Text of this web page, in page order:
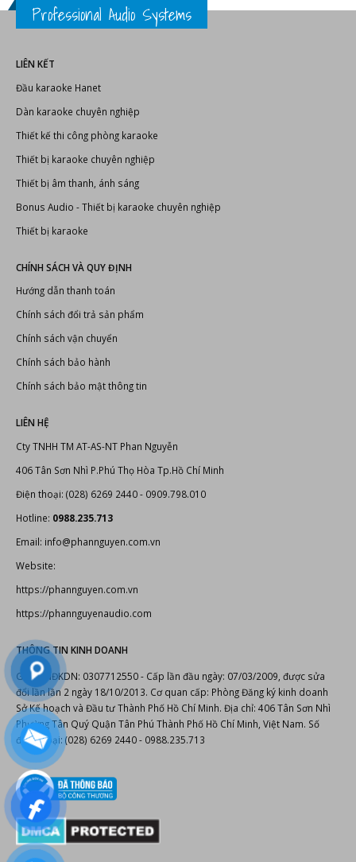
Professional Audio Systems
LIÊN KẾT
Đầu karaoke Hanet
Dàn karaoke chuyên nghiệp
Thiết kế thi công phòng karaoke
Thiết bị karaoke chuyên nghiệp
Thiết bị âm thanh, ánh sáng
Bonus Audio -Thiết bị karaoke chuyên nghiệp
Thiết bị karaoke
CHÍNH SÁCH VÀ QUY ĐỊNH
Hướng dẫn thanh toán
Chính sách đổi trả sản phẩm
Chính sách vận chuyển
Chính sách bảo hành
Chính sách bảo mật thông tin
LIÊN HỆ
Cty TNHH TM AT-AS-NT Phan Nguyễn
406 Tân Sơn Nhì P.Phú Thọ Hòa Tp.Hồ Chí Minh
Điện thoại: (028) 6269 2440 - 0909.798.010
Hotline: 0988.235.713
Email: info@phannguyen.com.vn
Website:
https://phannguyen.com.vn
https://phannguyenaudio.com
THÔNG TIN KINH DOANH
Giấy CNĐKDN: 0307712550 - Cấp lần đầu ngày: 07/03/2009, được sửa
đổi lần lần 2 ngày 18/10/2013. Cơ quan cấp: Phòng Đăng ký kinh doanh
Sở Kế hoạch và Đầu tư Thành Phố Hồ Chí Minh. Địa chỉ: 406 Tân Sơn Nhì
Phường Tân Quý Quận Tân Phú Thành Phố Hồ Chí Minh, Việt Nam. Số
điện thoại: (028) 6269 2440 - 0988.235.713